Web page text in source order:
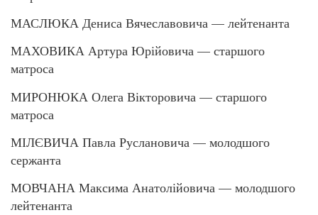
МАСЛЮКА Дениса Вячеславовича — лейтенанта
МАХОВИКА Артура Юрійовича — старшого
матроса
МИРОНЮКА Олега Вікторовича — старшого
матроса
МІЛЄВИЧА Павла Руслановича — молодшого
сержанта
МОВЧАНА Максима Анатолійовича — молодшого
лейтенанта